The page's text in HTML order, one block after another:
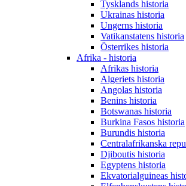
Tysklands historia
Ukrainas historia
Ungerns historia
Vatikanstatens historia
Österrikes historia
Afrika - historia
Afrikas historia
Algeriets historia
Angolas historia
Benins historia
Botswanas historia
Burkina Fasos historia
Burundis historia
Centralafrikanska
Djiboutis historia
Egyptens historia
Ekvatorialguineas